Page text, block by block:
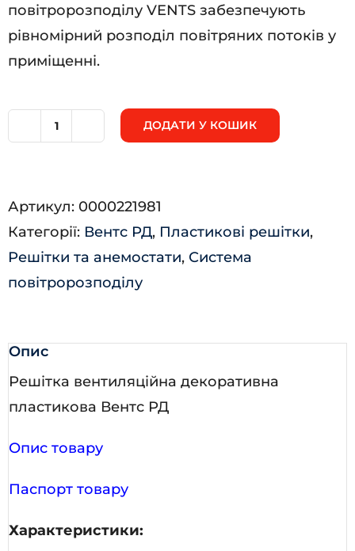
повітророзподілу VENTS забезпечують
рівномірний розподіл повітряних потоків у
приміщенні.
кількість
ДОДАТИ У КОШИК
Артикул: 0000221981
Категорії: Вентс РД, Пластикові решітки,
Решітки та анемостати, Система
повітророзподілу
Опис
Решітка вентиляційна декоративна
пластикова Вентс РД
Опис товару
Паспорт товару
Характеристики: